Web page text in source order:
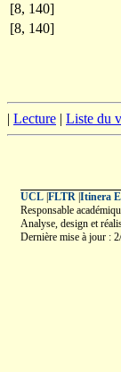
[8, 140]
[8, 140]
| Lecture | Liste du
UCL| FLTR| Itinera
Responsable
Analyse, design et
Dernière mise à jour :